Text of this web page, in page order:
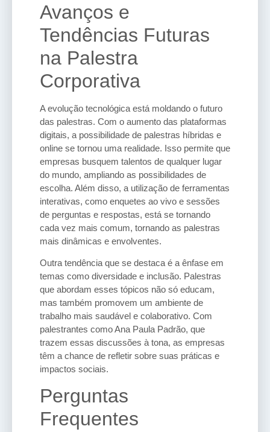
Avanços e
Tendências Futuras
na Palestra
Corporativa
A evolução tecnológica está moldando o futuro
das palestras. Com o aumento das plataformas
digitais, a possibilidade de palestras híbridas e
online se tornou uma realidade. Isso permite que
empresas busquem talentos de qualquer lugar
do mundo, ampliando as possibilidades de
escolha. Além disso, a utilização de ferramentas
interativas, como enquetes ao vivo e sessões
de perguntas e respostas, está se tornando
cada vez mais comum, tornando as palestras
mais dinâmicas e envolventes.
Outra tendência que se destaca é a ênfase em
temas como diversidade e inclusão. Palestras
que abordam esses tópicos não só educam,
mas também promovem um ambiente de
trabalho mais saudável e colaborativo. Com
palestrantes como Ana Paula Padrão, que
trazem essas discussões à tona, as empresas
têm a chance de refletir sobre suas práticas e
impactos sociais.
Perguntas
Frequentes